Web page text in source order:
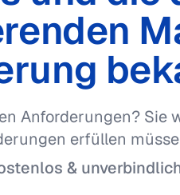
Anforderungen? Sie
erfüllen
&